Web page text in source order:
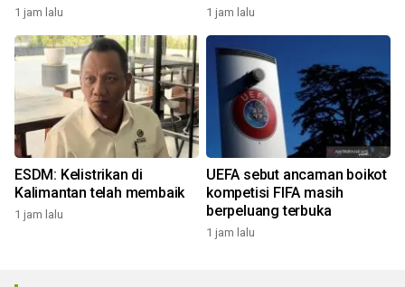
1 jam lalu 1 jam lalu
ESDM: Kelistrikan di
Kalimantan telah membaik
1 jam lalu
UEFA sebut ancaman boikot
kompetisi FIFA masih
berpeluang terbuka
1 jam lalu